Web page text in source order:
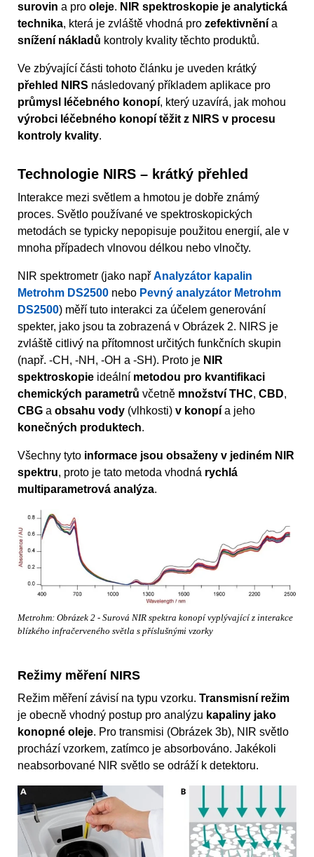
surovin a pro oleje. NIR spektroskopie je analytická
technika, která je zvláště vhodná pro zefektivnění a
snížení nákladů kontroly kvality těchto produktů.
Ve zbývající části tohoto článku je uveden krátký
přehled NIRS následovaný příkladem aplikace pro
průmysl léčebného konopí, který uzavírá, jak mohou
výrobci léčebného konopí těžit z NIRS v procesu
kontroly kvality.
Technologie NIRS – krátký přehled
Interakce mezi světlem a hmotou je dobře známý
proces. Světlo používané ve spektroskopických
metodách se typicky nepopisuje použitou energií, ale v
mnoha případech vlnovou délkou nebo vlnočty.
NIR spektrometr (jako např Analyzátor kapalin
Metrohm DS2500 nebo Pevný analyzátor Metrohm
DS2500) měří tuto interakci za účelem generování
spekter, jako jsou ta zobrazená v Obrázek 2. NIRS je
zvláště citlivý na přítomnost určitých funkčních skupin
(např. -CH, -NH, -OH a -SH). Proto je NIR
spektroskopie ideální metodou pro kvantifikaci
chemických parametrů včetně množství THC, CBD,
CBG a obsahu vody (vlhkosti) v konopí a jeho
konečných produktech.
Všechny tyto informace jsou obsaženy v jediném NIR
spektru, proto je tato metoda vhodná rychlá
multiparametrová analýza.
Metrohm: Obrázek 2 - Surová NIR spektra konopí vyplývající z interakce
blízkého infračerveného světla s příslušnými vzorky
Režimy měření NIRS
Režim měření závisí na typu vzorku. Transmisní režim
je obecně vhodný postup pro analýzu kapaliny jako
konopné oleje. Pro transmisi (Obrázek 3b), NIR světlo
prochází vzorkem, zatímco je absorbováno. Jakékoli
neabsorbované NIR světlo se odráží k detektoru.